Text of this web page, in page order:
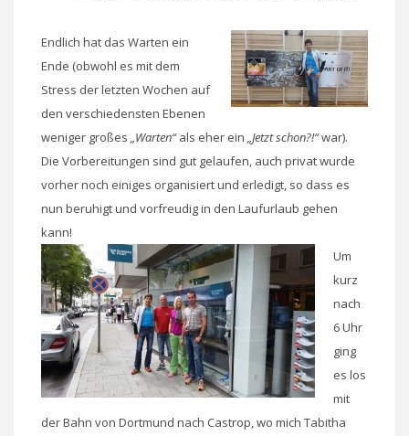
Endlich hat das Warten ein
Ende (obwohl es mit dem
Stress der letzten Wochen auf
den verschiedensten Ebenen
weniger großes „Warten“als eher ein „Jetzt schon?!“war).
Die Vorbereitungen sind gut gelaufen, auch privat wurde
vorher noch einiges organisiert und erledigt, so dass es
nun beruhigt und vorfreudig in den Laufurlaub gehen
kann!
Um
kurz
nach
6 Uhr
ging
es los
mit
der Bahn von Dortmund nach Castrop, wo mich Tabitha